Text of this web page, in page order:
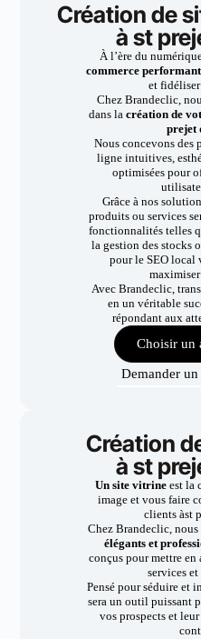
Création de
à st
À l’ère du
commerce performant
et
Chez Brandeclic,
dans la création de
prejet
Nous concevons des
ligne intuitives,
optimisées pour
Grâce à nos
produits ou services
fonctionnalités telles
la gestion des stocks
pour le SEO local
Avec Brandeclic,
en un véritable
répondant aux
Choisir un
Demander
Création
à st
Un site vitrineest la
image et vous faire
clients àst
Chez Brandeclic, nous
élégants et
conçus pour mettre
services
Pensé pour séduire et
sera un outil puissant
vos prospects et